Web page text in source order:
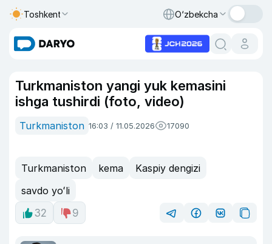
Toshkent O‘zbekcha
Turkmaniston yangi yuk kemasini
ishga tushirdi (foto, video)
Turkmaniston 16:03 / 11.05.2026 17090
Turkmaniston kema
Kaspiy dengizi
savdo yoʻli
32
9